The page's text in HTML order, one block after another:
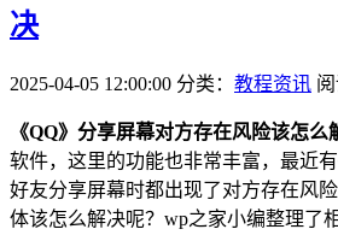
决
2025-04-05 12:00:00 分类： 教程资讯
《QQ》分享屏幕对方存在风险该怎么
软件，这里的功能也非常丰富， 最近
好友分享屏幕时都出现了对方存在风
体该怎么解决呢？wp之家小编整理了